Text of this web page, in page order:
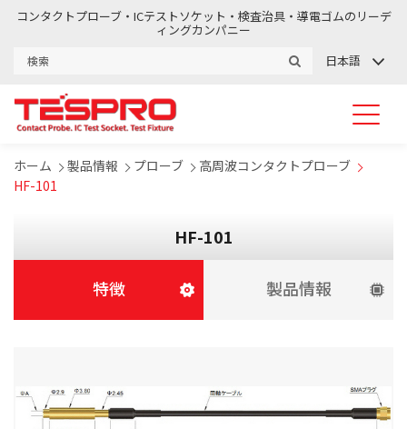
コンタクトプローブ・ICテストソケット・検査治具・導電ゴムのリーデ
ィングカンパニー
日本語
ホーム 製品情報 プローブ
高周波コンタクトプローブ
HF-101
HF-101
特徴 製品情報